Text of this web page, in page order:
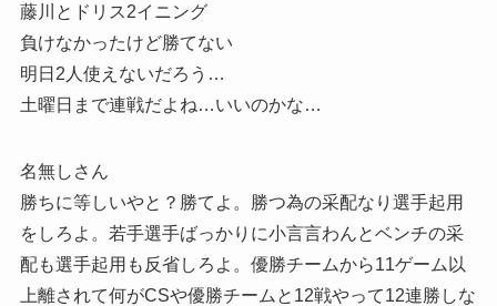
藤川とドリス2イニング
負けなかったけど勝てない
明日2人使えないだろう…
土曜日まで連戦だよね…いいのかな…
名無しさん
勝ちに等しいやと？勝てよ。勝つ為の采配なり選手起用
をしろよ。若手選手ばっかりに小言言わんとベンチの采
配も選手起用も反省しろよ。優勝チームから11ゲーム以
上離されて何がCSや優勝チームと12戦やって12連勝しな